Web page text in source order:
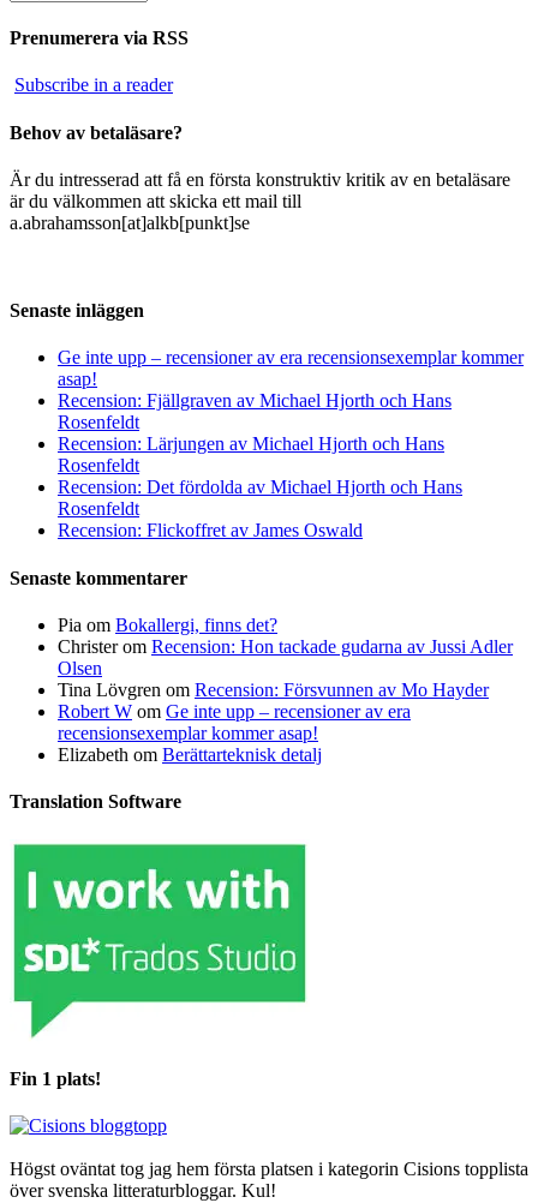
Prenumerera via RSS
Subscribe in a reader
Behov av betaläsare?
Är du intresserad att få en första konstruktiv kritik av en betaläsare
är du välkommen att skicka ett mail till
a.abrahamsson[at]alkb[punkt]se
Senaste inläggen
Ge inte upp – recensioner av era recensionsexemplar kommer
asap!
Recension: Fjällgraven av Michael Hjorth och Hans
Rosenfeldt
Recension: Lärjungen av Michael Hjorth och Hans
Rosenfeldt
Recension: Det fördolda av Michael Hjorth och Hans
Rosenfeldt
Recension: Flickoffret av James Oswald
Senaste kommentarer
Pia om Bokallergi, finns det?
Christerom Recension: Hon tackade gudarna av Jussi Adler
Olsen
Tina Lövgren om Recension: Försvunnen av Mo Hayder
Robert W om Ge inte upp – recensioner av era
recensionsexemplar kommer asap!
Elizabeth om Berättarteknisk detalj
Translation Software
Fin 1 plats!
Högst oväntat tog jag hem första platsen i kategorin Cisions topplista
över svenska litteraturbloggar. Kul!